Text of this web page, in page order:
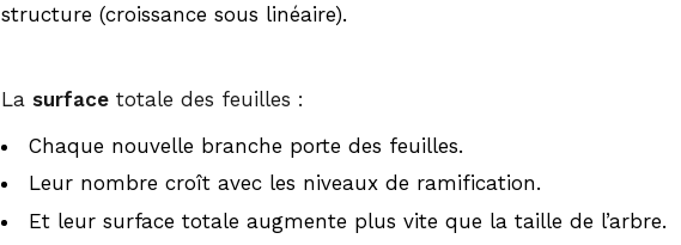
structure (croissance sous linéaire).
La surface totale des feuilles :
Chaque nouvelle branche porte des feuilles.
Leur nombre croît avec les niveaux de ramification.
Et leur surface totale augmente plus vite que la taille de l’arbre.